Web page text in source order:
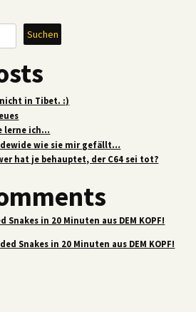
Suchen
nicht in Tibet. :)
lerne ich…
wie sie mir gefällt…
hat je behauptet, der C64 sei tot?
Snakes in 20 Minuten aus DEM KOPF!
Snakes in 20 Minuten aus DEM KOPF!